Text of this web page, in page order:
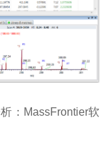
： MassFrontier软